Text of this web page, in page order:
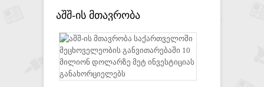
აშშ-ის მთავრობა
საქართველოში
მეცხოველეობის
განვითარებაში 10 მილიონ